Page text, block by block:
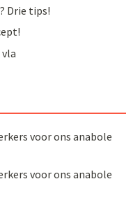
Drie tips!
voor ons anabole
voor ons anabole